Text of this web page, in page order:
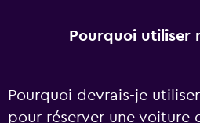
Pourquoi utiliser
Pourquoi devrais-je
pour réserver une voiture